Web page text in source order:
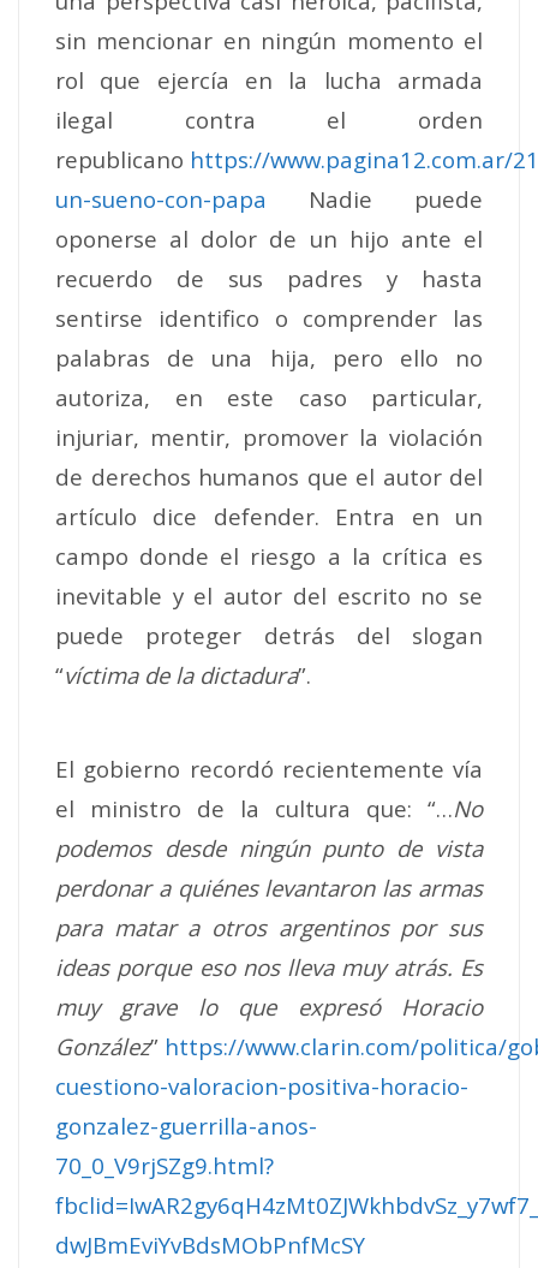
sin mencionar en ningún momento el
rol que ejercía en la lucha armada
ilegal contra el orden
republicano https://www.pagina12.com.ar/
un-sueno-con-papa Nadie puede
oponerse al dolor de un hijo ante el
recuerdo de sus padres y hasta
sentirse identifico o comprender las
palabras de una hija, pero ello no
autoriza, en este caso particular,
injuriar, mentir, promover la violación
de derechos humanos que el autor del
artículo dice defender. Entra en un
campo donde el riesgo a la crítica es
inevitable y el autor del escrito no se
puede proteger detrás del slogan
“víctima de la dictadura”.
El gobierno recordó recientemente vía
el ministro de la cultura que: “…No
podemos desde ningún punto de vista
perdonar a quiénes levantaron las armas
para matar a otros argentinos por sus
ideas porque eso nos lleva muy atrás. Es
muy grave lo que expresó Horacio
González” https://www.clarin.com/politica/
cuestiono-valoracion-positiva-horacio-
gonzalez-guerrilla-anos-
70_0_V9rjSZg9.html?
dwJBmEviYvBdsMObPnfMcSY